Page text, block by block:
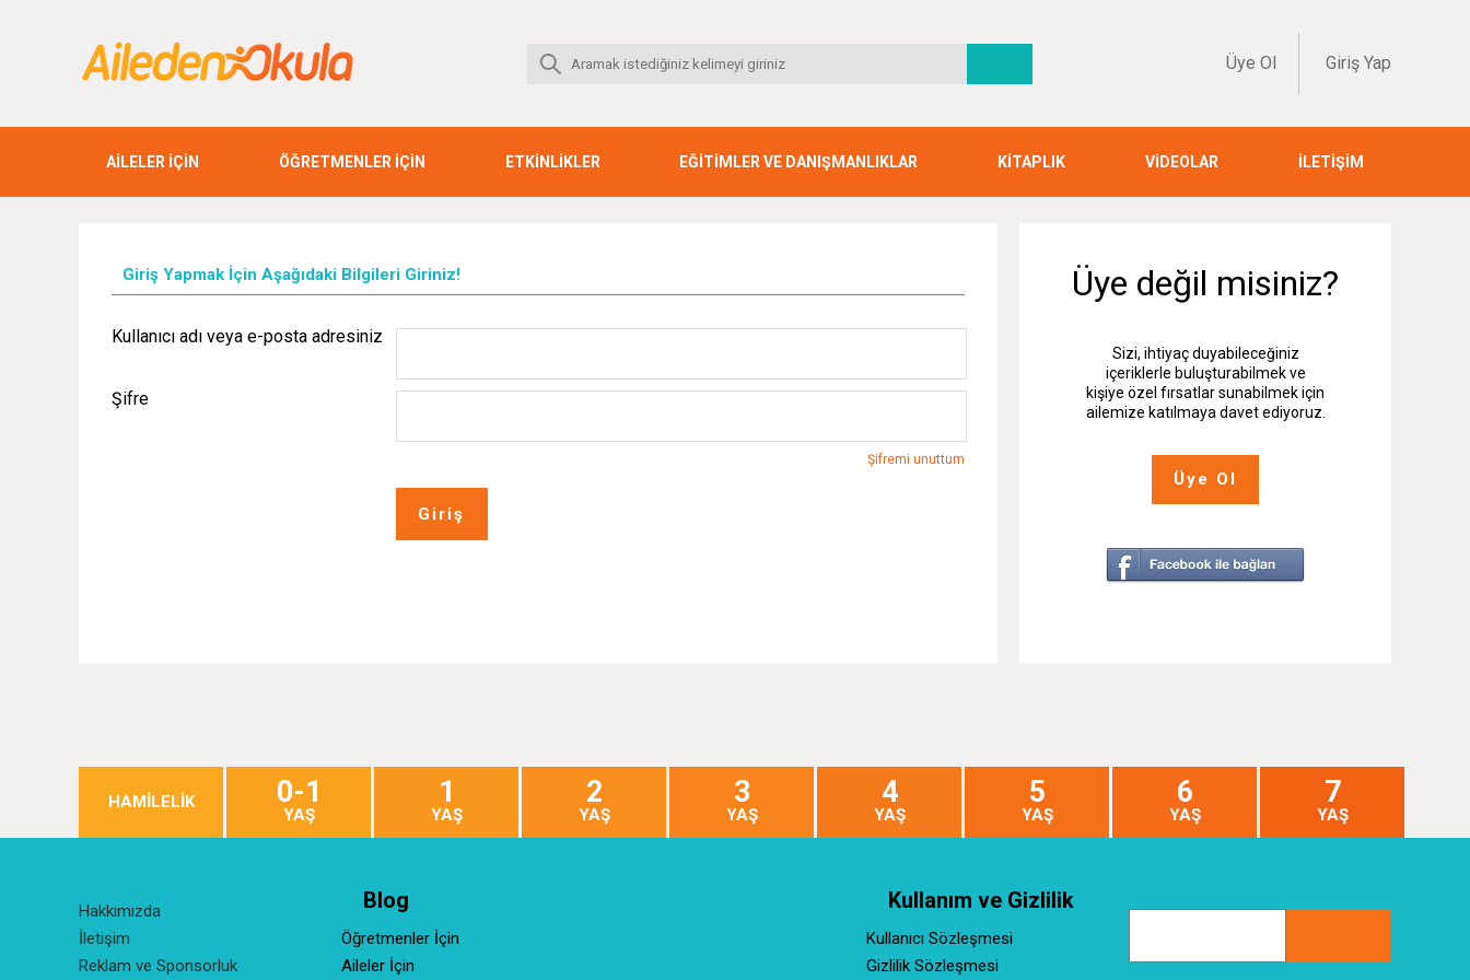
Üye Ol Giriş Yap
AİLELER İÇİN ÖĞRETMENLER İÇİN ETKİNLİKLER EĞİTİMLER VE DANIŞMANLIKLAR KİTAPLIK VİDEOLAR İLETİŞİM
Giriş Yapmak İçin Aşağıdaki Bilgileri Giriniz!
Kullanıcı adı veya e-posta adresiniz
Şifre
Şifremi unuttum
Giriş
Üye değil misiniz?
Sizi, ihtiyaç duyabileceğiniz
içeriklerle buluşturabilmek ve
kişiye özel fırsatlar sunabilmek için
ailemize katılmaya davet ediyoruz.
Üye Ol
HAMİLELİK 0-1
YAŞ
1
YAŞ
2
YAŞ
3
YAŞ
4
YAŞ
5
YAŞ
6
YAŞ
7
YAŞ
Hakkımızda
İletişim
Reklam ve Sponsorluk
Blog
Öğretmenler İçin
Aileler İçin
Kullanım ve Gizlilik
Kullanıcı Sözleşmesi
Gizlilik Sözleşmesi